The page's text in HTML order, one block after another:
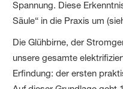
Spannung. Diese
Säule“ in die Praxis um
Die Glühbirne, der
unsere gesamte
Erfindung: der ersten